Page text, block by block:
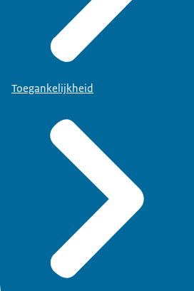
Toegankelijkheid